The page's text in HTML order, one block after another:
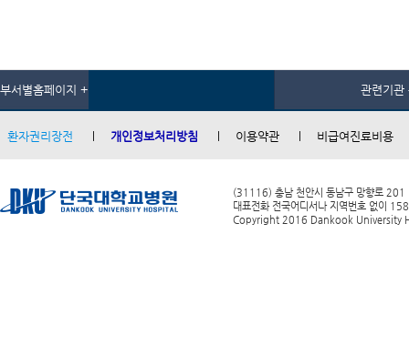
부서별홈페이지 + 관련기관
환자권리장전 개인정보처리방침 이용약관 비급여진료비용
(31116) 충남 천안시 동남구 망향로 201
대표전화 전국어디서나 지역번호 없이
Copyright 2016 Dankook University